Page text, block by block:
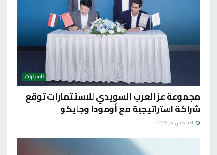
السيارات
مجموعة عز العرب السويدي للاستثمارات توقع
شراكة استراتيجية مع أومودا وجايكو
أغسطس 5, 2026